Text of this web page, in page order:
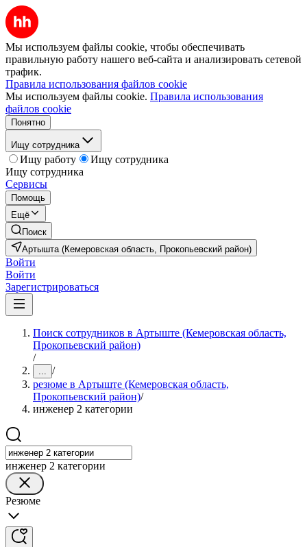
Мы используем файлы cookie, чтобы обеспечивать
правильную работу нашего веб-сайта и анализировать сетевой
трафик.
Правила использования файлов cookie
Мы используем файлы cookie. Правила использования
файлов cookie
Понятно
Ищу сотрудника
Ищу работу
Ищу сотрудника
Ищу сотрудника
Сервисы
Помощь
Ещё
Поиск
Артышта (Кемеровская область, Прокопьевский район)
Войти
Войти
Зарегистрироваться
Поиск сотрудников в Артыште (Кемеровская область,
Прокопьевский район)
/
... /
резюме в Артыште (Кемеровская область,
Прокопьевский район)/
инженер 2 категории
инженер 2 категории
Резюме